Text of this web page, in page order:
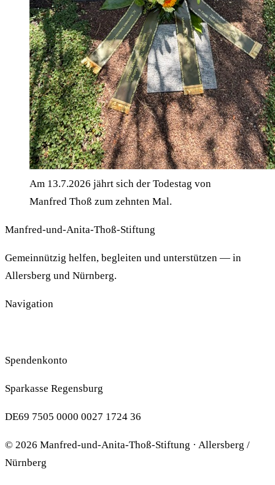
Am 13.7.2026 jährt sich der Todestag von
Manfred Thoß zum zehnten Mal.
Manfred-und-Anita-Thoß-Stiftung
Gemeinnützig helfen, begleiten und unterstützen — in
Allersberg und Nürnberg.
Navigation
Spendenkonto
Sparkasse Regensburg
DE69 7505 0000 0027 1724 36
© 2026 Manfred-und-Anita-Thoß-Stiftung · Allersberg /
Nürnberg